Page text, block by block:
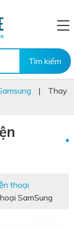
|
Thay
thoại
SamSung